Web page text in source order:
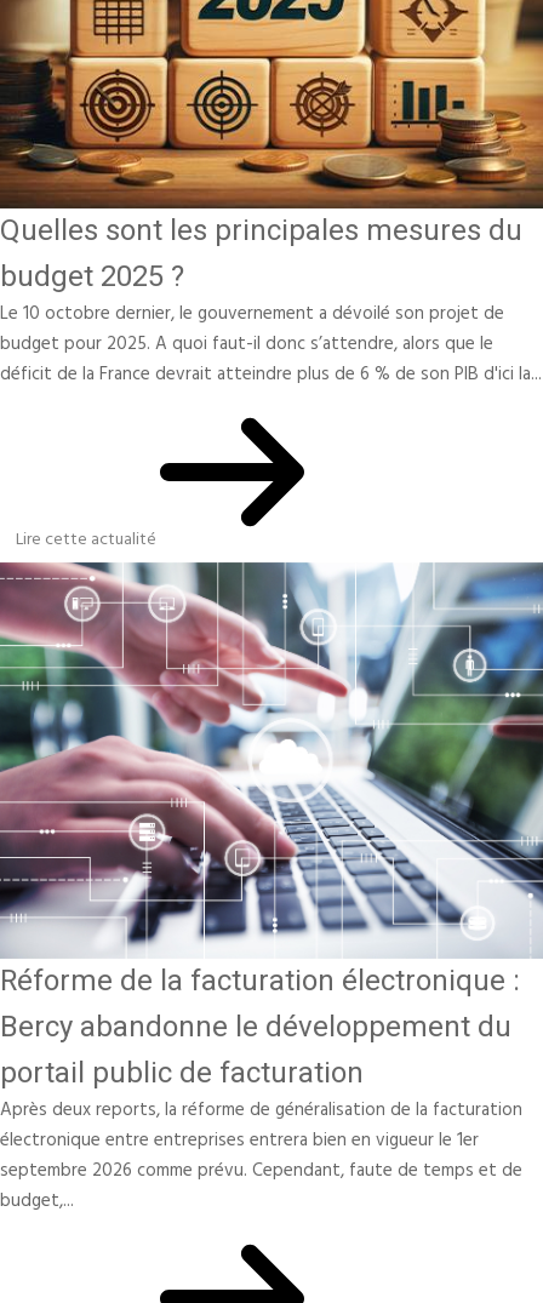
Quelles sont les principales mesures du
budget 2025 ?
Le 10 octobre dernier, le gouvernement a dévoilé son projet de
budget pour 2025. A quoi faut-il donc s’attendre, alors que le
déficit de la France devrait atteindre plus de 6 % de son PIB d'ici la...
Lire cette actualité
Réforme de la facturation électronique :
Bercy abandonne le développement du
portail public de facturation
Après deux reports, la réforme de généralisation de la facturation
électronique entre entreprises entrera bien en vigueur le 1er
septembre 2026 comme prévu. Cependant, faute de temps et de
budget,...